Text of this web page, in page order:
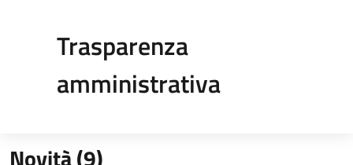
Trasparenza
amministrativa
Novità (9)